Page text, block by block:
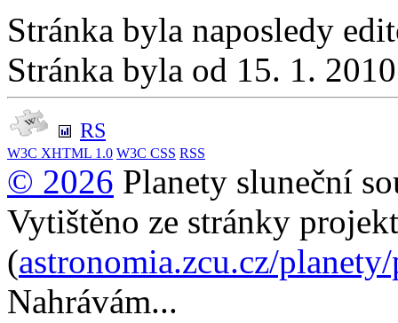
Stránka byla naposledy
Stránka byla od 15. 1.
RS
W3C XHTML 1.0 W3C CSS RSS
© 2026 Planety sluneční
Vytištěno ze stránky
(astronomia.zcu.cz/
Nahrávám...